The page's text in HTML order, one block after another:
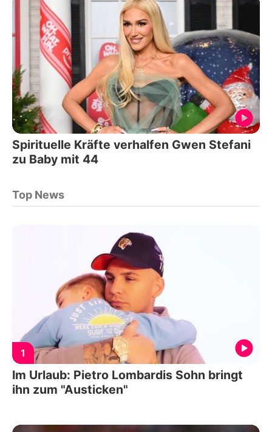
Spirituelle Kräfte verhalfen Gwen Stefani
zu Baby mit 44
Top News
1
Im Urlaub: Pietro Lombardis Sohn bringt
ihn zum "Austicken"